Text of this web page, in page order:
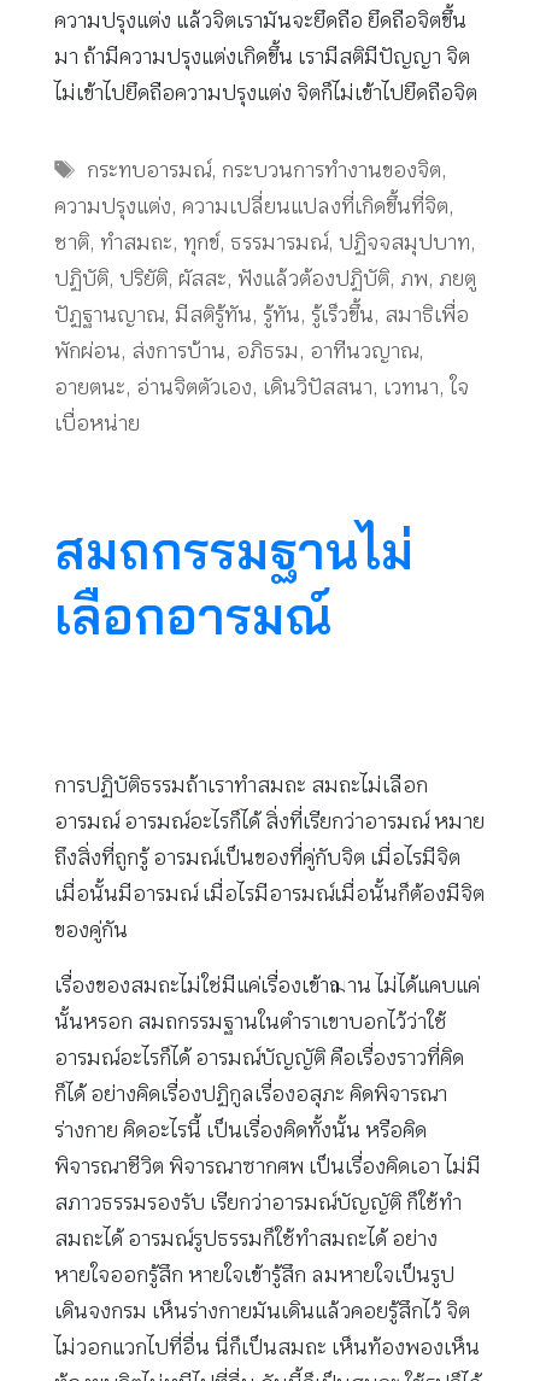
ความปรุงแต่ง แล้วจิตเรามันจะยึดถือ ยึดถือจิตขึ้น
มา ถ้ามีความปรุงแต่งเกิดขึ้น เรามีสติมีปัญญา จิต
ไม่เข้าไปยึดถือความปรุงแต่ง จิตก็ไม่เข้าไปยึดถือจิต
Tags
กระทบอารมณ์, กระบวนการทำงานของจิต,
ความปรุงแต่ง, ความเปลี่ยนแปลงที่เกิดขึ้นที่จิต,
ชาติ, ทำสมถะ, ทุกข์, ธรรมารมณ์, ปฏิจจสมุปบาท,
ปฏิบัติ, ปริยัติ, ผัสสะ, ฟังแล้วต้องปฏิบัติ, ภพ, ภยตู
ปัฏฐานญาณ, มีสติรู้ทัน, รู้ทัน, รู้เร็วขึ้น, สมาธิเพื่อ
พักผ่อน, ส่งการบ้าน, อภิธรม, อาทีนวญาณ,
อายตนะ, อ่านจิตตัวเอง, เดินวิปัสสนา, เวทนา, ใจ
เบื่อหน่าย
สมถกรรมฐานไม่
เลือกอารมณ์
การปฏิบัติธรรมถ้าเราทำสมถะ สมถะไม่เลือก
อารมณ์ อารมณ์อะไรก็ได้ สิ่งที่เรียกว่าอารมณ์ หมาย
ถึงสิ่งที่ถูกรู้ อารมณ์เป็นของที่คู่กับจิต เมื่อไรมีจิต
เมื่อนั้นมีอารมณ์ เมื่อไรมีอารมณ์เมื่อนั้นก็ต้องมีจิต
ของคู่กัน
เรื่องของสมถะไม่ใช่มีแค่เรื่องเข้าฌาน ไม่ได้แคบแค่
นั้นหรอก สมถกรรมฐานในตำราเขาบอกไว้ว่าใช้
อารมณ์อะไรก็ได้ อารมณ์บัญญัติ คือเรื่องราวที่คิด
ก็ได้ อย่างคิดเรื่องปฏิกูลเรื่องอสุภะ คิดพิจารณา
ร่างกาย คิดอะไรนี้ เป็นเรื่องคิดทั้งนั้น หรือคิด
พิจารณาชีวิต พิจารณาซากศพ เป็นเรื่องคิดเอา ไม่มี
สภาวธรรมรองรับ เรียกว่าอารมณ์บัญญัติ ก็ใช้ทำ
สมถะได้ อารมณ์รูปธรรมก็ใช้ทำสมถะได้ อย่าง
หายใจออกรู้สึก หายใจเข้ารู้สึก ลมหายใจเป็นรูป
เดินจงกรม เห็นร่างกายมันเดินแล้วคอยรู้สึกไว้ จิต
ไม่วอกแวกไปที่อื่น นี่ก็เป็นสมถะ เห็นท้องพองเห็น